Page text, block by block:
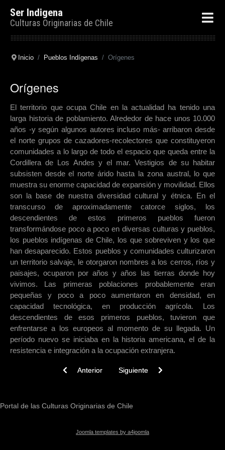
Ser Indigena
Culturas Originarias de Chile
Inicio Pueblos Indígenas Orígenes
Orígenes
El territorio que ocupa Chile en la actualidad ha tenido una
larga historia de poblamiento. Alrededor de hace unos 10.000
años -y según algunos autores incluso más- arribaron desde
el norte grupos de cazadores-recolectores que constituyeron
comunidades a lo largo de todo el espacio que queda entre la
Cordillera de Los Andes y el mar. Vestigios de su habitar
subsisten desde el norte árido hasta la zona austral, lo que
muestra su enorme capacidad de expansión y movilidad. Ellos
son la base de nuestra diversidad cultural y étnica. En el
transcurso de aproximadamente catorce siglos, los
descendientes de estos primeros pueblos fueron
transformándose poco a poco en diversas culturas y pueblos,
los pueblos indígenas de Chile, los que sobreviven y los que
han desaparecido. Estos pueblos y comunidades culturizaron
un territorio salvaje, le otorgaron nombres a los cerros, ríos y
paisajes, ocuparon por años y años las tierras donde hoy
vivimos. Las primeras poblaciones probablemente eran
pequeñas y poco a poco aumentaron en densidad, en
capacidad tecnológica, en producción agrícola. Los
descendientes de esos primeros pueblos, tuvieron que
enfrentarse a los europeos al momento de su llegada. Un
período nuevo se iniciaba en la historia americana, el de la
resistencia e integración a la ocupación extranjera.
Previous article: Derechos Indígenas
Anterior Next article: Cosmovisión y
Siguiente
Portal de las Culturas Originarias de Chile
Joomla templates by a4joomla